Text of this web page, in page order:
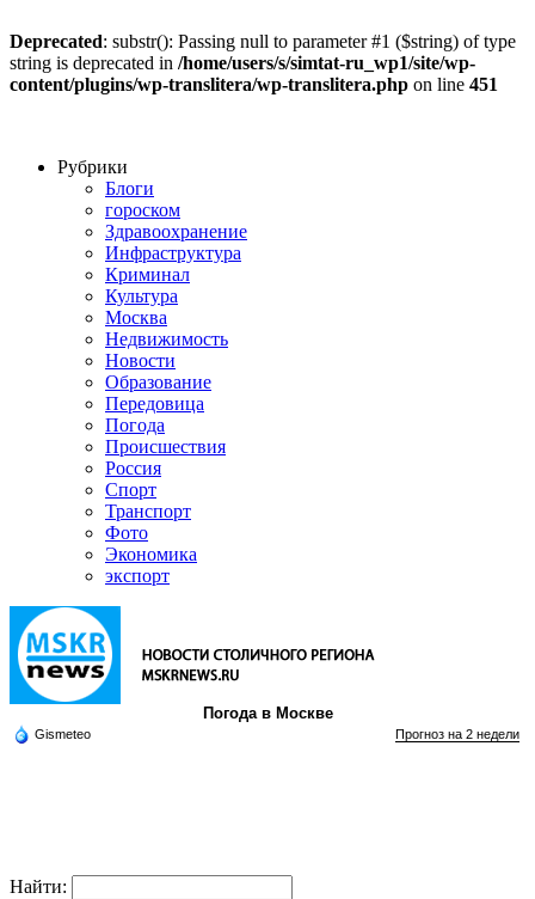
Deprecated: substr(): Passing null to parameter #1 ($string) of type
string is deprecated in /home/users/s/simtat-ru_wp1/site/wp-
content/plugins/wp-translitera/wp-translitera.php on line 451
Рубрики
Блоги
гороском
Здравоохранение
Инфраструктура
Криминал
Культура
Москва
Недвижимость
Новости
Образование
Передовица
Погода
Происшествия
Россия
Спорт
Транспорт
Фото
Экономика
экспорт
Погода в Москве
Gismeteo Прогноз на 2 недели
Найти: